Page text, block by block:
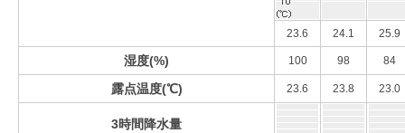
23.6 24.1 25.9
湿度(%) 100 98 84
露点温度(℃) 23.6 23.8 23.0
3時間降水量